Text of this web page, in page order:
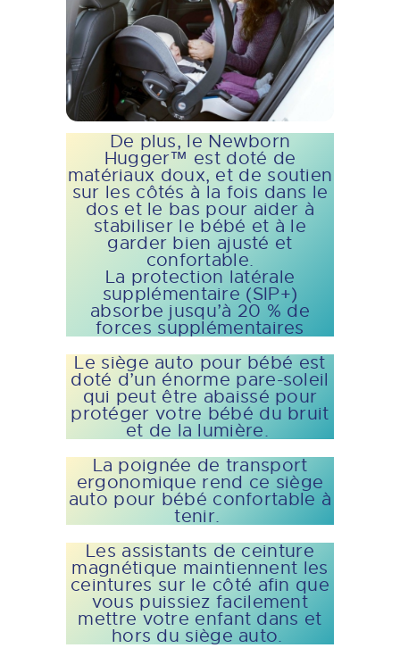
De plus, le Newborn
Hugger™ est doté de
matériaux doux, et de soutien
sur les côtés à la fois dans le
dos et le bas pour aider à
stabiliser le bébé et à le
garder bien ajusté et
confortable.
La protection latérale
supplémentaire (SIP+)
absorbe jusqu’à 20 % de
forces supplémentaires
Le siège auto pour bébé est
doté d’un énorme pare-soleil
qui peut être abaissé pour
protéger votre bébé du bruit
et de la lumière.
La poignée de transport
ergonomique rend ce siège
auto pour bébé confortable à
tenir.
Les assistants de ceinture
magnétique maintiennent les
ceintures sur le côté afin que
vous puissiez facilement
mettre votre enfant dans et
hors du siège auto.